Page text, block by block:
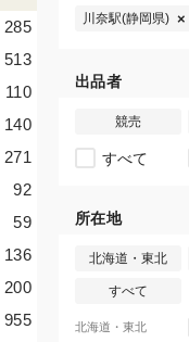
川奈駅(静岡県)
出品者
競売
すべて
所在地
北海道・東北
すべて
北海道・東北
285
513
110
140
271
92
59
136
200
955